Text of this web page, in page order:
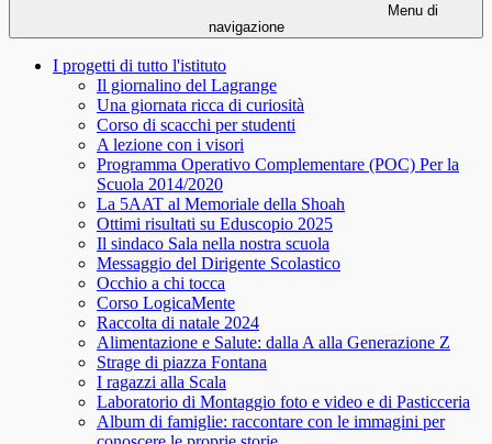
Menu di
navigazione
I progetti di tutto l'istituto
Il giornalino del Lagrange
Una giornata ricca di curiosità
Corso di scacchi per studenti
A lezione con i visori
Programma Operativo Complementare (POC) Per la
Scuola 2014/2020
La 5AAT al Memoriale della Shoah
Ottimi risultati su Eduscopio 2025
Il sindaco Sala nella nostra scuola
Messaggio del Dirigente Scolastico
Occhio a chi tocca
Corso LogicaMente
Raccolta di natale 2024
Alimentazione e Salute: dalla A alla Generazione Z
Strage di piazza Fontana
I ragazzi alla Scala
Laboratorio di Montaggio foto e video e di Pasticceria
Album di famiglie: raccontare con le immagini per